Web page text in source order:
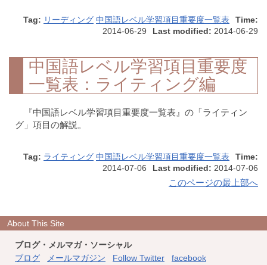
Tag: リーディング 中国語レベル学習項目重要度一覧表
Time:
2014-06-29
Last modified: 2014-06-29
中国語レベル学習項目重要度
一覧表：ライティング編
『中国語レベル学習項目重要度一覧表』の「ライティン
グ」項目の解説。
Tag: ライティング 中国語レベル学習項目重要度一覧表
Time:
2014-07-06
Last modified: 2014-07-06
このページの最上部へ
About This Site
ブログ・メルマガ・ソーシャル
ブログ
メールマガジン Follow Twitter facebook